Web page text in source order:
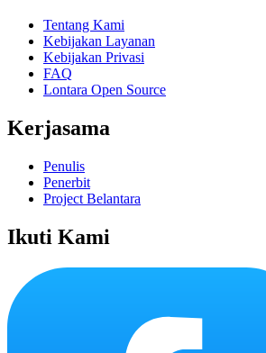
Tentang Kami
Kebijakan Layanan
Kebijakan Privasi
FAQ
Lontara Open Source
Kerjasama
Penulis
Penerbit
Project Belantara
Ikuti Kami